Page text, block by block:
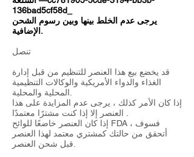
136bad5cf58d_
يرجى عدم الخلط بينها وبين رسوم الشحن
الإضافية.
تنصل
قد يخضع بيع هذا العنصر للتنظيم من قبل إدارة
الغذاء والدواء الأمريكية والوكالات التنظيمية
إذا كان الأمر كذلك ، يرجى عدم المزايدة على هذا
إذا كان العنصر خاضعًا للوائح FDA ، فسوف